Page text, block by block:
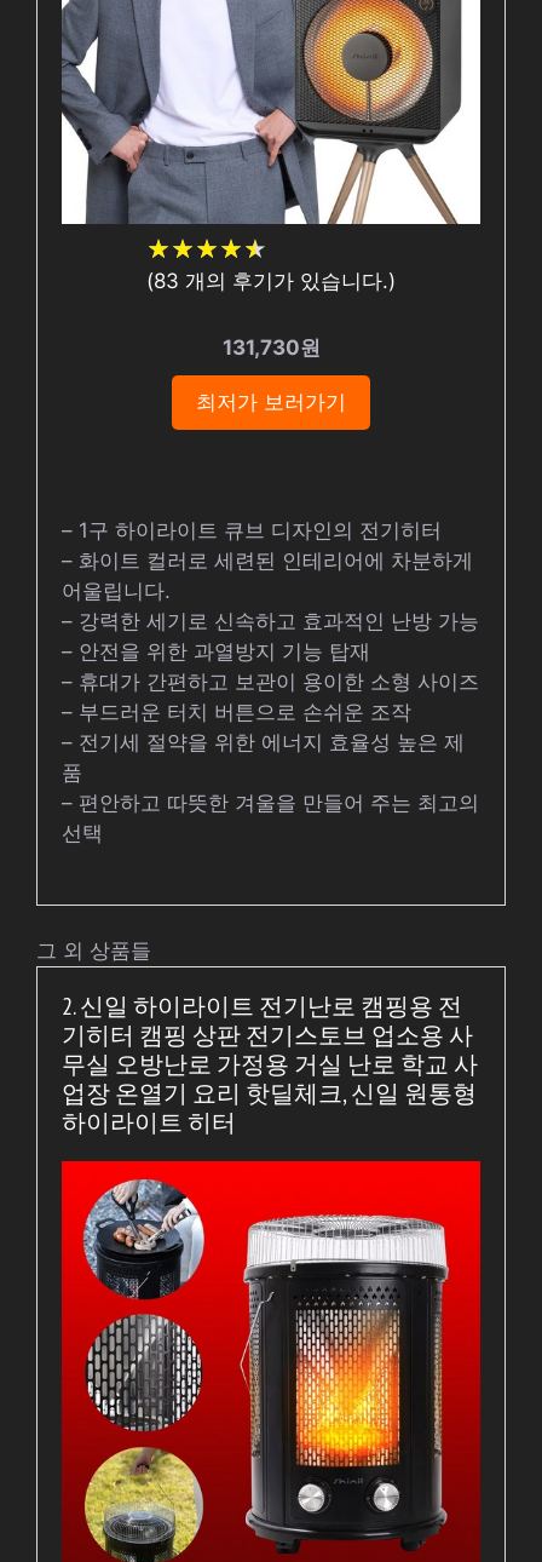
★★★★★
★★★★★
(83 개의 후기가 있습니다.)
131,730원
최저가 보러가기
– 1구 하이라이트 큐브 디자인의 전기히터
– 화이트 컬러로 세련된 인테리어에 차분하게
어울립니다.
– 강력한 세기로 신속하고 효과적인 난방 가능
– 안전을 위한 과열방지 기능 탑재
– 휴대가 간편하고 보관이 용이한 소형 사이즈
– 부드러운 터치 버튼으로 손쉬운 조작
– 전기세 절약을 위한 에너지 효율성 높은 제
품
– 편안하고 따뜻한 겨울을 만들어 주는 최고의
선택
그 외 상품들
2. 신일 하이라이트 전기난로 캠핑용 전
기히터 캠핑 상판 전기스토브 업소용 사
무실 오방난로 가정용 거실 난로 학교 사
업장 온열기 요리 핫딜체크, 신일 원통형
하이라이트 히터